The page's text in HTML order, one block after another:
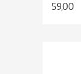
59,00